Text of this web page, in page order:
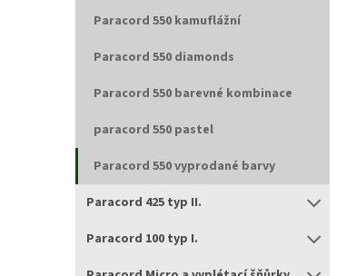
Paracord 550 kamuflážní
Paracord 550 diamonds
Paracord 550 barevné kombinace
paracord 550 pastel
Paracord 550 vyprodané barvy
Paracord 425 typ II.
Paracord 100 typ I.